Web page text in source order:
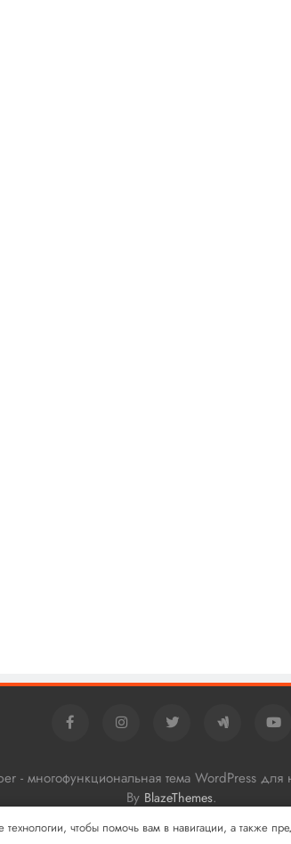
- многофункциональная тема WordPress для
By BlazeThemes.
технологии, чтобы помочь вам в навигации, а также